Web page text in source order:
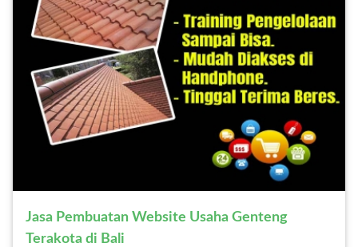
Jasa Pembuatan Website Usaha Genteng
Terakota di Bali